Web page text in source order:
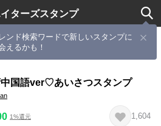
ターズスタンプ
ンド検索ワードで新しいスタンプに
えるかも！
ーで作成されたスタンプ
国語ver♡あいさつスタンプ
1%還元 1,604